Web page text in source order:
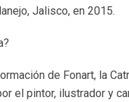
Jalisco, en 2015.
de Fonart, la
el pintor, ilustrador y